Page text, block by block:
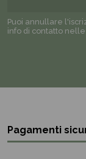
Puoi annullare
info di contatto
Pagamenti